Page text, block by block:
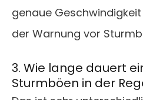
genaue
der Warnung vor
3. Wie lange dauert
Sturmböen in der